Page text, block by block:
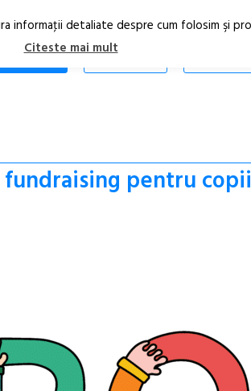
STIRI
fundraising pentru
informaţii detaliate despre cum folosim şi
Citeste mai mult